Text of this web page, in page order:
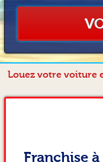
Louez votre voiture
Franchise